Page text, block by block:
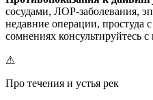
сосудами, ЛОР-заболевания,
недавние операции,
сомнениях консультируйтесь с
⚠
Про течения и устья рек